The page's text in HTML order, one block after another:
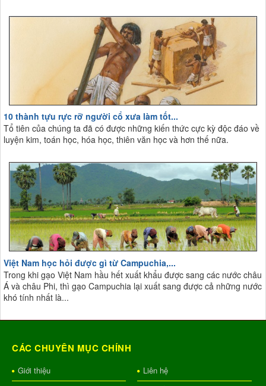
10 thành tựu rực rỡ người cổ xưa làm tốt...
Tổ tiên của chúng ta đã có được những kiến thức cực kỳ độc đáo về
luyện kim, toán học, hóa học, thiên văn học và hơn thế nữa.
Việt Nam học hỏi được gì từ Campuchia,...
Trong khi gạo Việt Nam hầu hết xuất khẩu được sang các nước châu
Á và châu Phi, thì gạo Campuchia lại xuất sang được cả những nước
khó tính nhất là...
CÁC CHUYÊN MỤC CHÍNH
Giới thiệu
Liên hệ